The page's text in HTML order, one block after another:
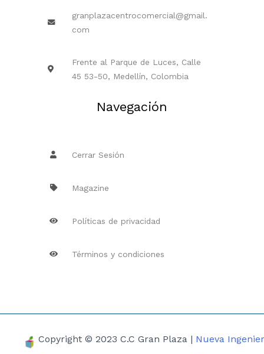
granplazacentrocomercial@gmail.
com
Frente al Parque de Luces, Calle
45 53-50, Medellín, Colombia
Navegación
Cerrar Sesión
Magazine
Políticas de privacidad
Términos y condiciones
Copyright © 2023 C.C Gran Plaza | Nueva